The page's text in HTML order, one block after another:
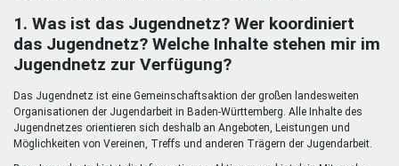
Freizeit & Reisen
Mentoren & Projekte
Schule & Beruf
Vor Ort
1. Was ist das Jugendnetz? Wer koordiniert
das Jugendnetz? Welche Inhalte stehen mir im
Jugendnetz zur Verfügung?
Das Jugendnetz ist eine Gemeinschaftsaktion der großen landesweiten
Organisationen der Jugendarbeit in Baden-Württemberg. Alle Inhalte des
Jugendnetzes orientieren sich deshalb an Angeboten, Leistungen und
Möglichkeiten von Vereinen, Treffs und anderen Trägern der Jugendarbeit.